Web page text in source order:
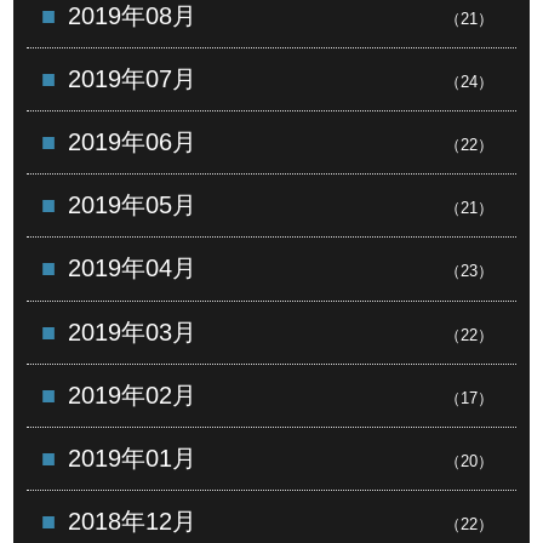
2019年08月 （21）
2019年07月 （24）
2019年06月 （22）
2019年05月 （21）
2019年04月 （23）
2019年03月 （22）
2019年02月 （17）
2019年01月 （20）
2018年12月 （22）